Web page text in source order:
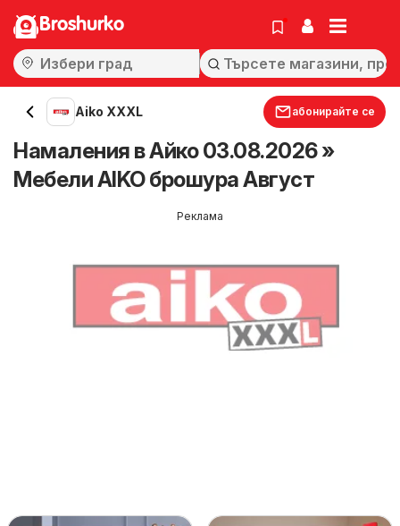
Broshurko
Aiko XXXL абонирайте се
Намаления в Айко 03.08.2026 »
Мебели AIKO брошура Август
Реклама